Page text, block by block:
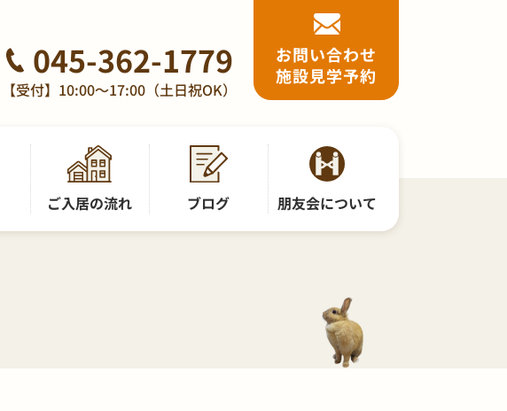
045-362-1779
【受付】10:00～17:00（土日祝OK）
お問い合わせ
施設見学予約
ご入居の流れ ブログ 朋友会について